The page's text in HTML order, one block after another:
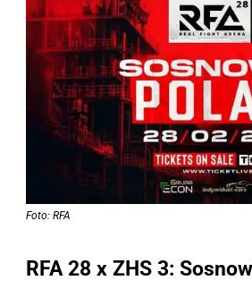
Foto: RFA
RFA 28 x ZHS 3: